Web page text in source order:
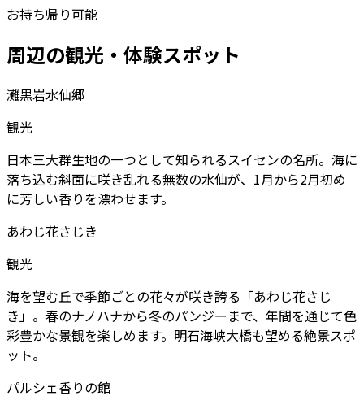
お持ち帰り可能
周辺の観光・体験スポット
灘黒岩水仙郷
観光
日本三大群生地の一つとして知られるスイセンの名所。海に
落ち込む斜面に咲き乱れる無数の水仙が、1月から2月初め
に芳しい香りを漂わせます。
あわじ花さじき
観光
海を望む丘で季節ごとの花々が咲き誇る「あわじ花さじ
き」。春のナノハナから冬のパンジーまで、年間を通じて色
彩豊かな景観を楽しめます。明石海峡大橋も望める絶景スポ
ット。
パルシェ香りの館